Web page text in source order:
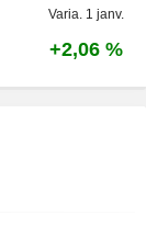
Varia. 1 janv.
+2,06 %